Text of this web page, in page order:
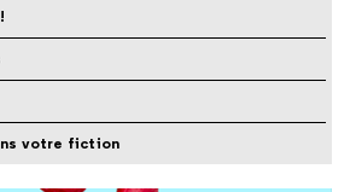
votre fiction